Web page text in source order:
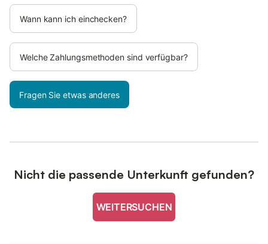
Wann kann ich einchecken?
Welche Zahlungsmethoden sind verfügbar?
Fragen Sie etwas anderes
Nicht die passende Unterkunft gefunden?
WEITERSUCHEN